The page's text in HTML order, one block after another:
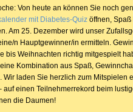
Von heute an können Sie noch
mit Diabetes-Quiz öffnen,
Am 25. Dezember wird unser
n Hauptgewinner/in ermitteln.
bis Weihnachten richtig mitgespielt
Kombination aus Spaß,
Wir laden Sie herzlich zum Mitspielen
auf einen Teilnehmerrekord beim
die Daumen!